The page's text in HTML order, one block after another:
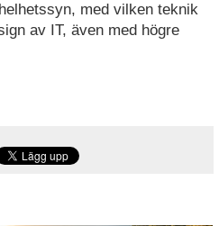
med vilken teknik
av IT, även med högre